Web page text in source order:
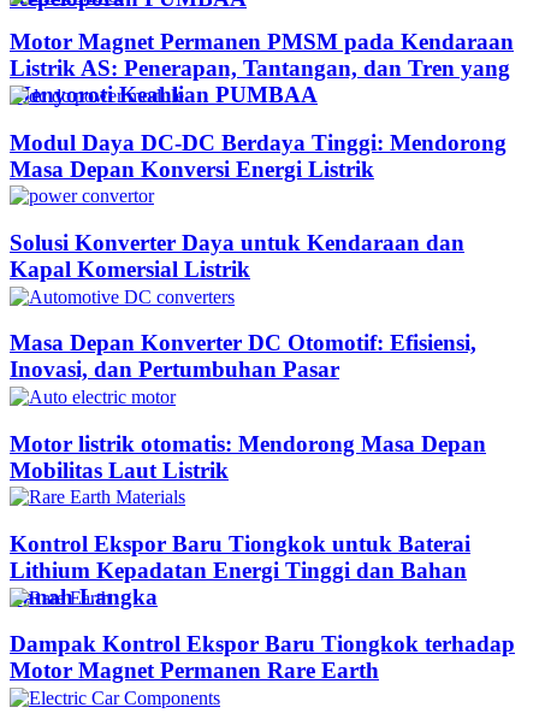
Motor Magnet Permanen PMSM pada Kendaraan
Listrik AS: Penerapan, Tantangan, dan Tren yang
Menyoroti Keahlian PUMBAA​
Modul Daya DC-DC Berdaya Tinggi: Mendorong
Masa Depan Konversi Energi Listrik
Solusi Konverter Daya untuk Kendaraan dan
Kapal Komersial Listrik
Masa Depan Konverter DC Otomotif: Efisiensi,
Inovasi, dan Pertumbuhan Pasar
Motor listrik otomatis: Mendorong Masa Depan
Mobilitas Laut Listrik
Kontrol Ekspor Baru Tiongkok untuk Baterai
Lithium Kepadatan Energi Tinggi dan Bahan
Tanah Langka
Dampak Kontrol Ekspor Baru Tiongkok terhadap
Motor Magnet Permanen Rare Earth